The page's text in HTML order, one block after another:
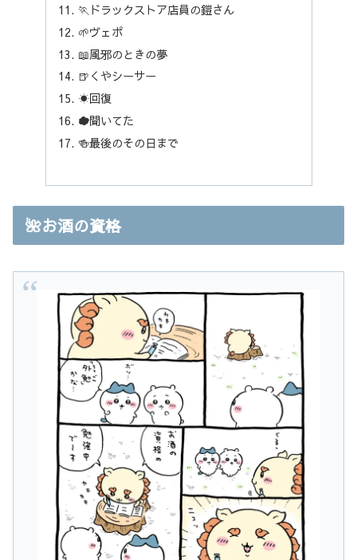
🏃ドラックストア店員の鎧さん
🌱ヴェポ
📖風邪のときの夢
🍺くやシーサー
☀️回復
☁️聞いてた
🍻最後のその日まで
🌺お酒の資格